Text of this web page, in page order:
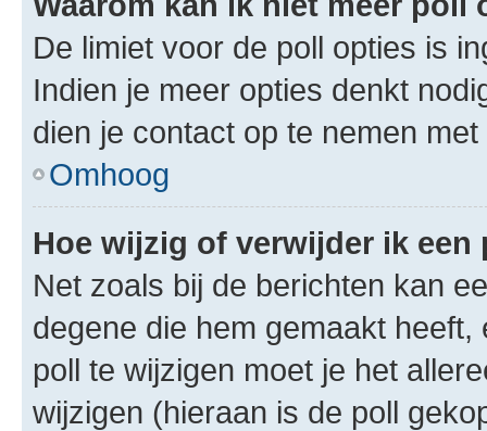
De limiet voor de poll opties is
Indien je meer opties denkt
dien je contact op te nemen
Omhoog
Hoe wijzig of verwijder ik een
Net zoals bij de berichten kan
degene die hem gemaakt
poll te wijzigen moet je het
wijzigen (hieraan is de poll